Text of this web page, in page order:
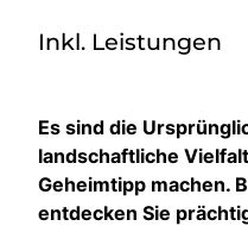
Inkl. Leistungen
Es sind die
landschaftliche
Geheimtipp machen.
entdecken Sie